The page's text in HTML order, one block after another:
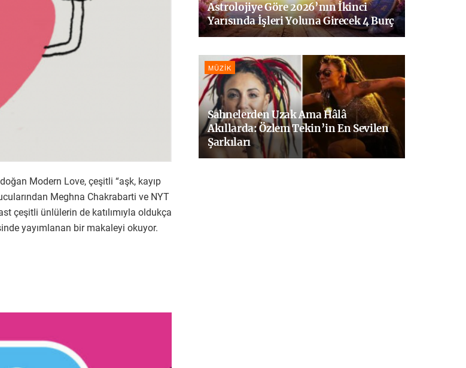
Modern Love, çeşitli “aşk, kayıp
Meghna Chakrabarti ve NYT
çeşitli ünlülerin de katılımıyla oldukça
yayımlanan bir makaleyi okuyor.
Astrolojiye Göre 2026’nın İkinci
Yarısında İşleri Yoluna Girecek 4 Burç
MÜZIK
Sahnelerden Uzak Ama Hâlâ
Akıllarda: Özlem Tekin’in En Sevilen
Şarkıları